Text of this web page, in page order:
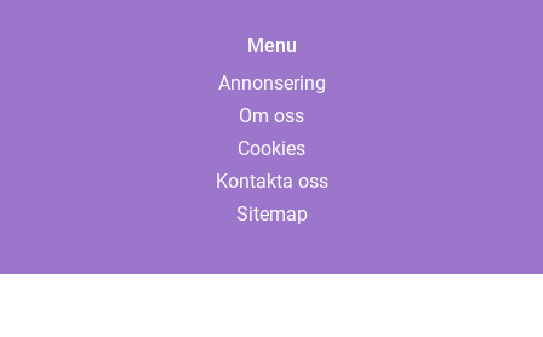
Menu
Annonsering
Om oss
Cookies
Kontakta oss
Sitemap